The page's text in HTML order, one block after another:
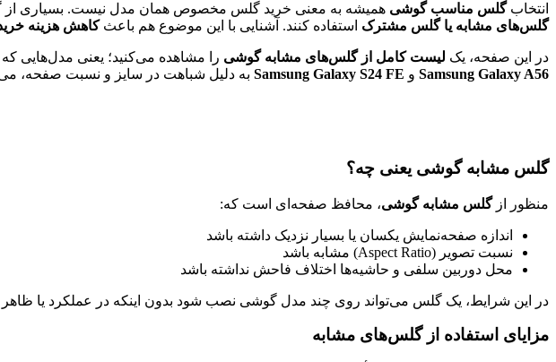
انتخابگلس مناسب گوشی همیشه به معنی خرید گلس مخصوص همان مدل نیست. بسیاری از
گلس‌های مشابه یا گلس مشترک استفاده کنند. آشنایی با این موضوع هم باعثکاهش هزینه
در این صفحه، یک لیست کامل از گلس‌های مشابه گوشی را مشاهده می‌کنید؛ یعنی مدل‌هایی
Samsung Galaxy A56 و Samsung Galaxy S24 FE به دلیل شباهت در سایز و نسبت صفحه،
گلس مشابه گوشی یعنی چه؟
منظور ازگلس مشابه گوشی، محافظ صفحه‌ای است که:
اندازه صفحه‌نمایش یکسان یا بسیار نزدیک داشته باشد
نسبت تصویر (Aspect Ratio) مشابه باشد
محل دوربین سلفی و حاشیه‌ها اختلاف فاحش نداشته باشد
در این شرایط، یک گلس می‌تواند روی چند مدل گوشی نصب شود بدون اینکه در عملکرد یا ظاهر
مزایای استفاده از گلس‌های مشابه